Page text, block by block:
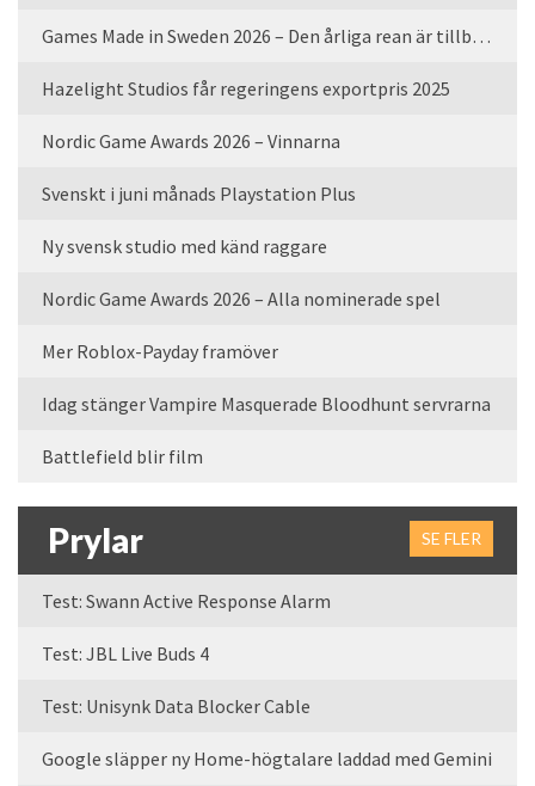
Games Made in Sweden 2026 – Den årliga rean är tillbaka
Hazelight Studios får regeringens exportpris 2025
Nordic Game Awards 2026 – Vinnarna
Svenskt i juni månads Playstation Plus
Ny svensk studio med känd raggare
Nordic Game Awards 2026 – Alla nominerade spel
Mer Roblox-Payday framöver
Idag stänger Vampire Masquerade Bloodhunt servrarna
Battlefield blir film
Prylar SE FLER
Test: Swann Active Response Alarm
Test: JBL Live Buds 4
Test: Unisynk Data Blocker Cable
Google släpper ny Home-högtalare laddad med Gemini